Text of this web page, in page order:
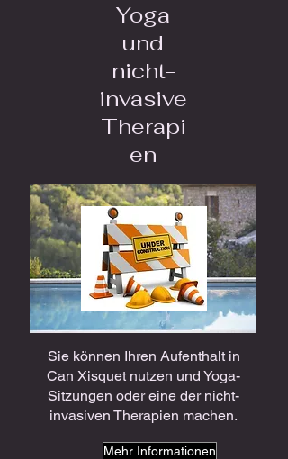
Yoga
und
nicht-
invasive
Therapi
en
Sie können Ihren Aufenthalt in
Can Xisquet nutzen und Yoga-
Sitzungen oder eine der nicht-
invasiven Therapien machen.
Mehr Informationen